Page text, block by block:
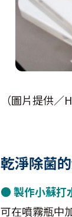
（圖片提供／
乾淨除菌
● 製作小蘇打
可在噴霧瓶中